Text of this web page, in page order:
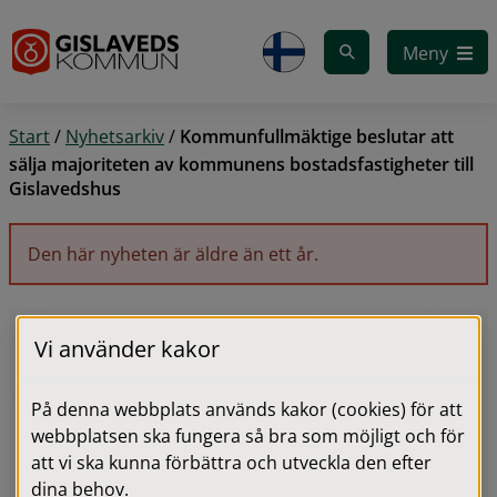
Meny
Start/ Nyhetsarkiv/ Kommunfullmäktige beslutar att
sälja majoriteten av kommunens bostadsfastigheter till
Gislavedshus
Den här nyheten är äldre än ett år.
Vi använder kakor
På denna webbplats används kakor (cookies) för att
webbplatsen ska fungera så bra som möjligt och för
att vi ska kunna förbättra och utveckla den efter
dina behov.